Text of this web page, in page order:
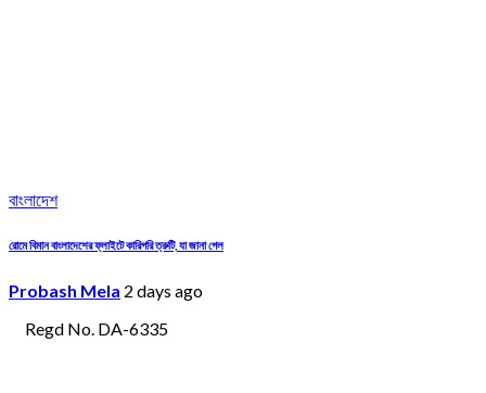
বাংলাদেশ
রোমে বিমান বাংলাদেশের ফ্লাইটে কারিগরি ত্রুটি, যা জানা গেল
Probash Mela 2 days ago
Regd No. DA-6335